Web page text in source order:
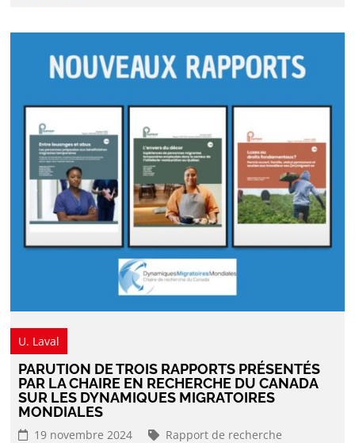
U. Laval
PARUTION DE TROIS RAPPORTS PRÉSENTÉS
PAR LA CHAIRE EN RECHERCHE DU CANADA
SUR LES DYNAMIQUES MIGRATOIRES
MONDIALES
19 novembre 2024
Rapport de recherche